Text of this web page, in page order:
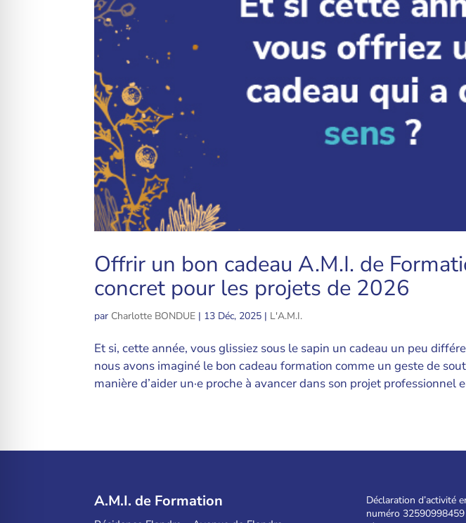
Offrir un bon cadeau A.M.I. de
concret pour les projets de 2026
par Charlotte BONDUE | 13 Déc, 2025 | L'A.M.I.
Et si, cette année, vous glissiez sous le sapin un cadeau un peu
nous avons imaginé le bon cadeau formation comme un geste de
manière d’aider un·e proche à avancer dans son projet professionnel
A.M.I. de Formation
Déclaration d’activité
numéro